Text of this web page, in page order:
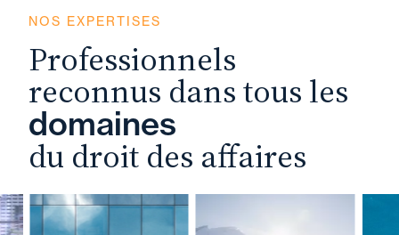
NOS EXPERTISES
Professionnels
reconnus dans tous les
domaines
du droit des affaires